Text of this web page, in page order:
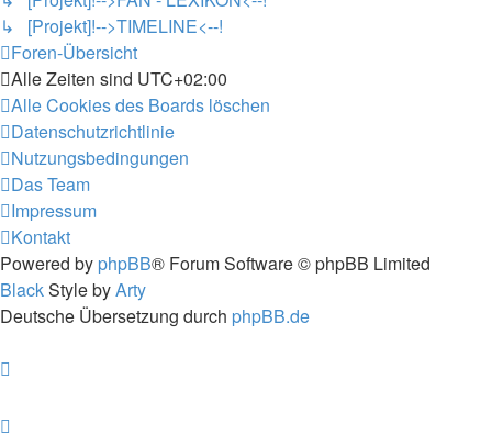
↳ [Projekt]!-->TIMELINE<--!
Foren-Übersicht
Alle Zeiten sind UTC+02:00
Alle Cookies des Boards löschen
Datenschutzrichtlinie
Nutzungsbedingungen
Das Team
Impressum
Kontakt
Powered by phpBB® Forum Software © phpBB Limited
BlackStyle byArty
Deutsche Übersetzung durch phpBB.de